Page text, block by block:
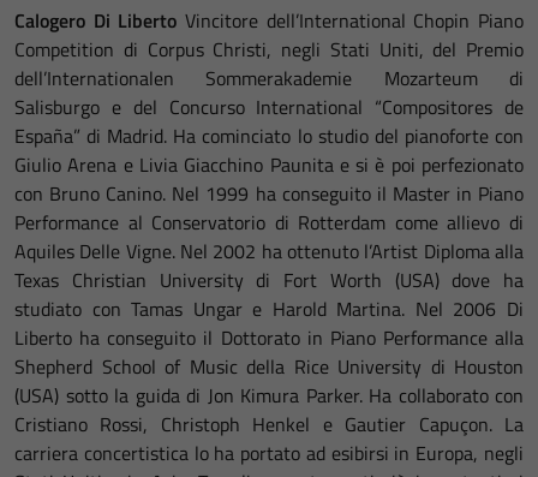
Calogero Di LibertoVincitore dell’International Chopin Piano
Competition di Corpus Christi, negli Stati Uniti, del Premio
dell’Internationalen Sommerakademie Mozarteum di
Salisburgo e del Concurso International “Compositores de
España” di Madrid. Ha cominciato lo studio del pianoforte con
Giulio Arena e Livia Giacchino Paunita e si è poi perfezionato
con Bruno Canino. Nel 1999 ha conseguito il Master in Piano
Performance al Conservatorio di Rotterdam come allievo di
Aquiles Delle Vigne. Nel 2002 ha ottenuto l’Artist Diploma alla
Texas Christian University di Fort Worth (USA) dove ha
studiato con Tamas Ungar e Harold Martina. Nel 2006 Di
Liberto ha conseguito il Dottorato in Piano Performance alla
Shepherd School of Music della Rice University di Houston
(USA) sotto la guida di Jon Kimura Parker. Ha collaborato con
Cristiano Rossi, Christoph Henkel e Gautier Capuçon. La
carriera concertistica lo ha portato ad esibirsi in Europa, negli